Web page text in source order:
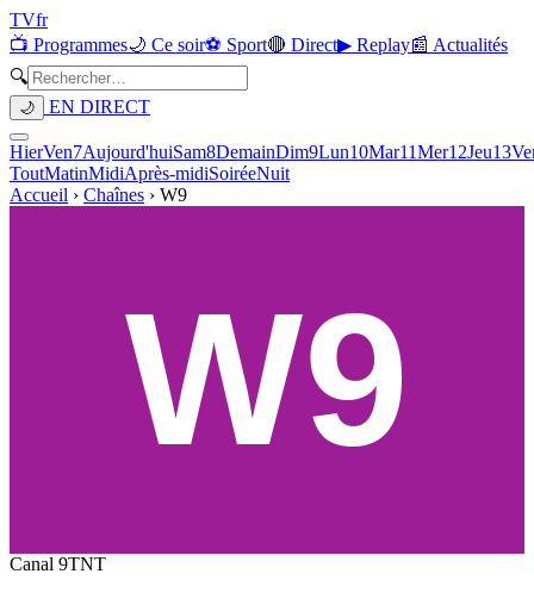
TVfr
📺 Programmes🌙 Ce soir⚽ Sport🔴 Direct▶ Replay📰 Actualités
🔍
🌙 EN DIRECT
HierVen7Aujourd'huiSam8DemainDim9Lun10Mar11Mer12Jeu13
ToutMatinMidiAprès-midiSoiréeNuit
Accueil › Chaînes › W9
Canal 9TNT